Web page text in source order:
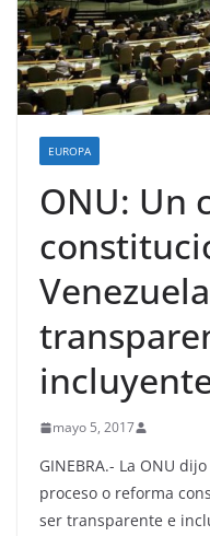
EUROPA
ONU: Un
mayo 5, 2017
GINEBRA.- La ONU
proceso o reforma
ser transparente e